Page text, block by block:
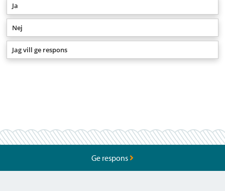
Ja
Nej
Jag vill ge respons
Ge respons